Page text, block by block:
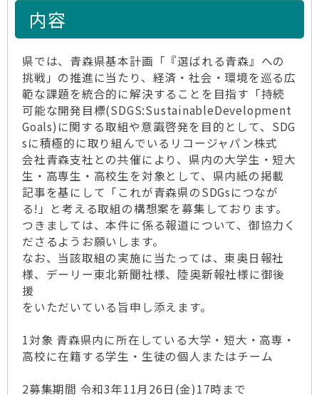
内容
県では、青森県基本計画「『選ばれる青森』への
挑戦」の推進に当たり、経済・社会・環境を巡る広
範な課題を統合的に解決することを目指す「持続
可能な開発目標(SDGS:SustainableDevelopment
Goals)に関する取組や意識啓発を目的として、SDG
sに積極的に取り組んでいるリコージャパン株式
会社青森支社との共催により、県内の大学生・短大
生・高専生・高校生を対象として、県内紙の掲載
記事を基にして「これが青森県のSDGsにつなが
る!」と考える取組の構想案を募集しております。
つきましては、本件に係る報道について、御協力く
ださるようお願いします。
なお、当該取組の実施に当たっては、東奥日報社
様、デーリー東北新聞社様、陸奥新報社様に御後
援
をいただいている旨申し添えます。
1対象 青森県内に所在している大学・短大・高専・
高校に在籍する学生・生徒の個人またはチーム
2募集期間 令和3年11月26日(金)17時まで